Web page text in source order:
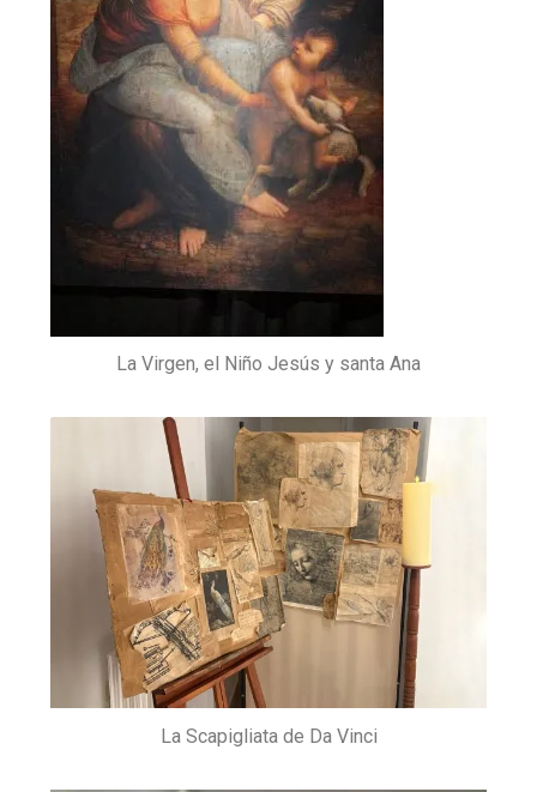
La Virgen, el Niño Jesús y santa Ana
La Scapigliata de Da Vinci